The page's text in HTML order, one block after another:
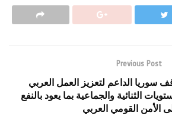
Previous Post
سوريا الداعم لتعزيز العمل العربي
الثنائية والجماعية بما يعود بالنفع
الأمن القومي العربي